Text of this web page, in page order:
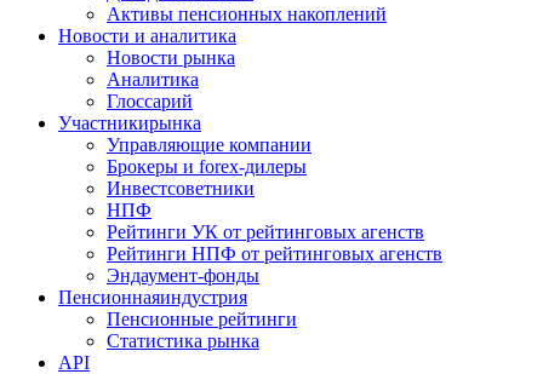
Активы пенсионных накоплений
Новости и аналитика
Новости рынка
Аналитика
Глоссарий
Участникирынка
Управляющие компании
Брокеры и forex-дилеры
Инвестсоветники
НПФ
Рейтинги УК от рейтинговых агенств
Рейтинги НПФ от рейтинговых агенств
Эндаумент-фонды
Пенсионнаяиндустрия
Пенсионные рейтинги
Статистика рынка
API